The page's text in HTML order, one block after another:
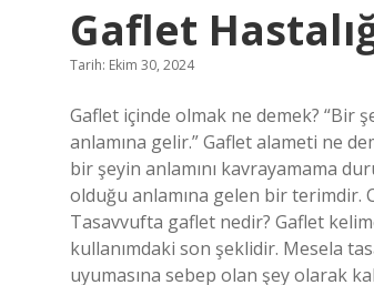
Gaflet
Tarih: Ekim 30, 2024
Gaflet içinde olmak ne demek? “Bir
anlamına gelir.” Gaflet alameti ne
bir şeyin anlamını kavrayamama
olduğu anlamına gelen bir terimdir.
Tasavvufta gaflet nedir? Gaflet
kullanımdaki son şeklidir. Mesela
uyumasına sebep olan şey olarak